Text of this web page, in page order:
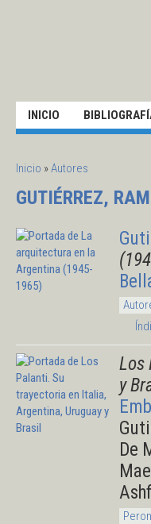
INICIO
SE ENCUENTRA USTED
Inicio »Autores
GUTIÉRREZ,
Los
y
De